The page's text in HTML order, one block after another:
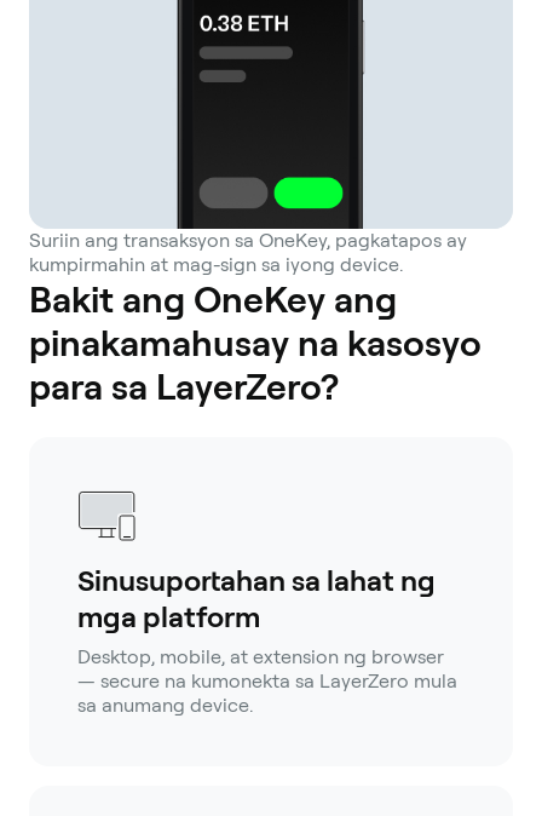
Suriin ang transaksyon sa OneKey, pagkatapos ay
kumpirmahin at mag-sign sa iyong device.
Bakit ang OneKey ang
pinakamahusay na kasosyo
para sa LayerZero?
Sinusuportahan sa lahat ng
mga platform
Desktop, mobile, at extension ng browser
— secure na kumonekta sa LayerZero mula
sa anumang device.